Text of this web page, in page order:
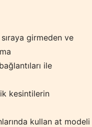
girmeden ve
ile
kesintilerin
kullan at modeli